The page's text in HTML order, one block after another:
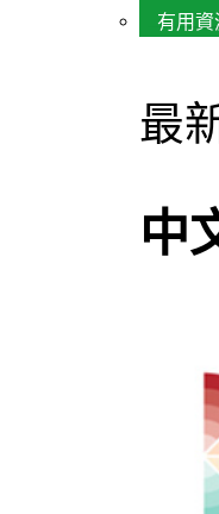
有用資
最
中